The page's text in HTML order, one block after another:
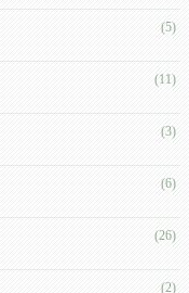
(5)
(11)
(3)
(6)
(26)
(2)